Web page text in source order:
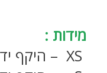
מידות :